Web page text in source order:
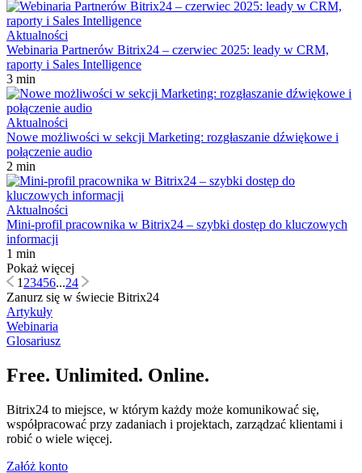
Aktualności
Webinaria Partnerów Bitrix24 – czerwiec 2025: leady w CRM,
raporty i Sales Intelligence
3 min
Aktualności
Nowe możliwości w sekcji Marketing: rozgłaszanie dźwiękowe i
połączenie audio
2 min
Aktualności
Mini-profil pracownika w Bitrix24 – szybki dostęp do kluczowych
informacji
1 min
Pokaż więcej
123456...24
Zanurz się w świecie Bitrix24
Artykuły
Webinaria
Glosariusz
Free. Unlimited. Online.
Bitrix24 to miejsce, w którym każdy może komunikować się,
współpracować przy zadaniach i projektach, zarządzać klientami i
robić o wiele więcej.
Załóż konto